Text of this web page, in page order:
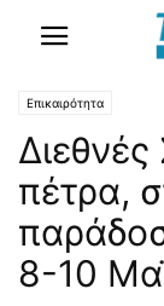
Επικαιρότητα
πέτρα,
8-10